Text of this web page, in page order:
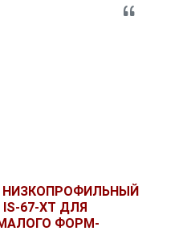
НИЗКОПРОФИЛЬНЫЙ
67-XT ДЛЯ
ФОРМ-